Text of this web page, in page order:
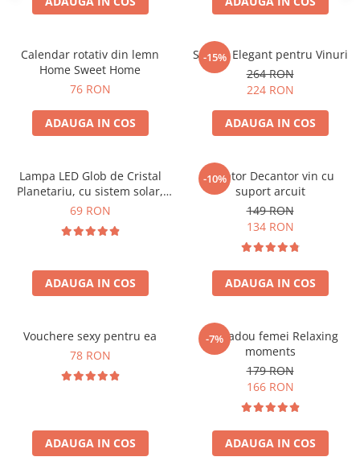
Calendar rotativ din lemn
Home Sweet Home
76 RON
ADAUGA IN COS
-15%
Suport Elegant pentru Vinuri
264 RON
224 RON
ADAUGA IN COS
Lampa LED Glob de Cristal
Planetariu, cu sistem solar,
cadou captivant
69 RON
ADAUGA IN COS
-10%
Aerator Decantor vin cu
suport arcuit
149 RON
134 RON
ADAUGA IN COS
Vouchere sexy pentru ea
78 RON
ADAUGA IN COS
-7%
Set cadou femei Relaxing
moments
179 RON
166 RON
ADAUGA IN COS